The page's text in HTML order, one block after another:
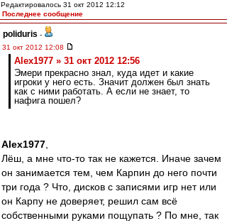
Редактировалось 31 окт 2012 12:12
Последнее сообщение
poliduris -
31 окт 2012 12:08
Alex1977 » 31 окт 2012 12:56
Эмери прекрасно знал, куда идет и какие
игроки у него есть. Значит должен был знать
как с ними работать. А если не знает, то
нафига пошел?
Alex1977
Лёш, а мне что-то так не кажется. Иначе зачем
он занимается тем, чем Карпин до него почти
три года ? Что, дисков с записями игр нет или
он Карпу не доверяет, решил сам всё
собственными руками пощупать ? По мне, так